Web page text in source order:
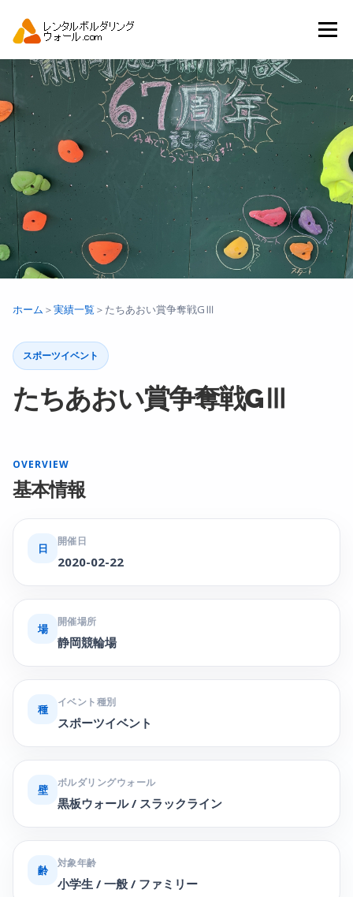
ツ
ス
キ
メニュー
トップ 自動見積り 商品一覧
アーバンスポーツイベント.JP
ホーム ＞実績一覧 ＞ たちあおい賞争奪戦GⅢ
スポーツイベント
たちあおい賞争奪戦GⅢ
OVERVIEW
基本情報
日
開催日
2020-02-22
場
開催場所
静岡競輪場
種
イベント種別
スポーツイベント
壁
ボルダリングウォール
黒板ウォール / スラックライン
齢
対象年齢
小学生 / 一般 / ファミリー